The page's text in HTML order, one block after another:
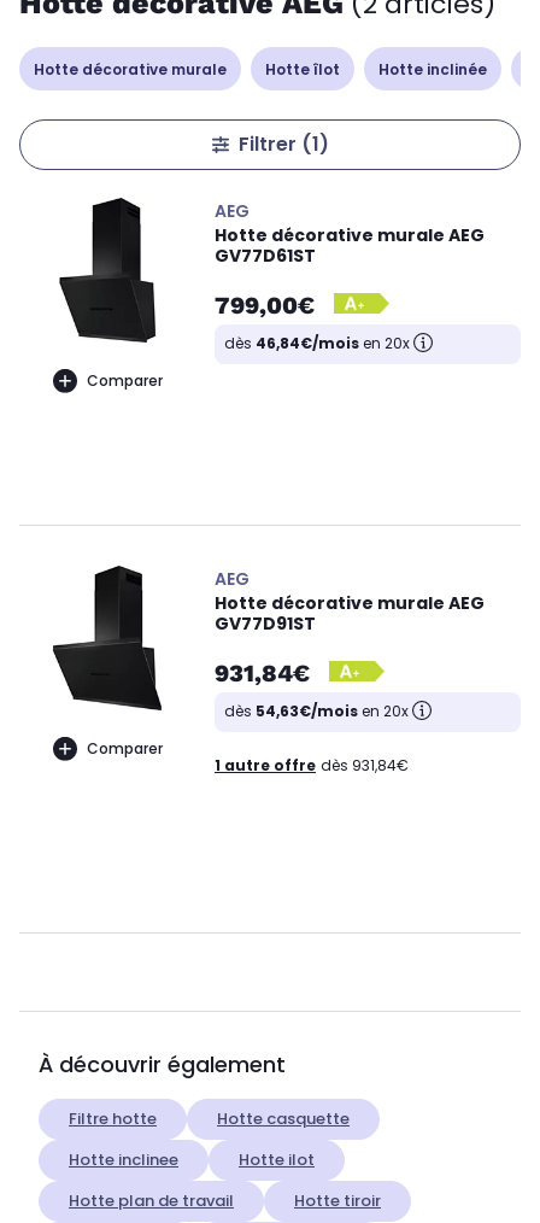
Hotte décorative murale Hotte îlot Hotte inclinée
Filtrer (1)
Comparer
AEG
Hotte décorative murale AEG
GV77D61ST
799,00€
dès 46,84€/moisen 20x
Comparer
AEG
Hotte décorative murale AEG
GV77D91ST
931,84€
dès 54,63€/moisen 20x
1 autre offre dès 931,84€
À découvrir également
Filtre hotte
Hotte casquette
Hotte inclinee
Hotte ilot
Hotte plan de travail
Hotte tiroir